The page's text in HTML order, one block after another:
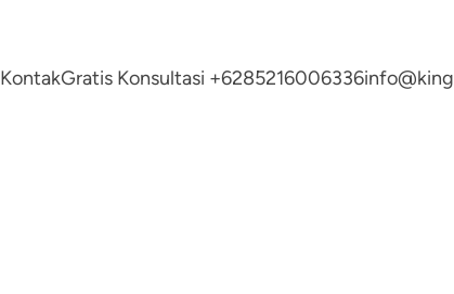
KontakGratis Konsultasi +6285216006336